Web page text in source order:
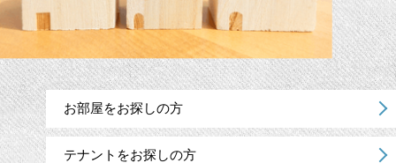
お部屋をお探しの方
テナントをお探しの方